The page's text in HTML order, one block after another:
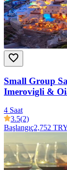
Small Group
Imerovigli &
4 Saat
3.5(2)
Başlangıç2,752